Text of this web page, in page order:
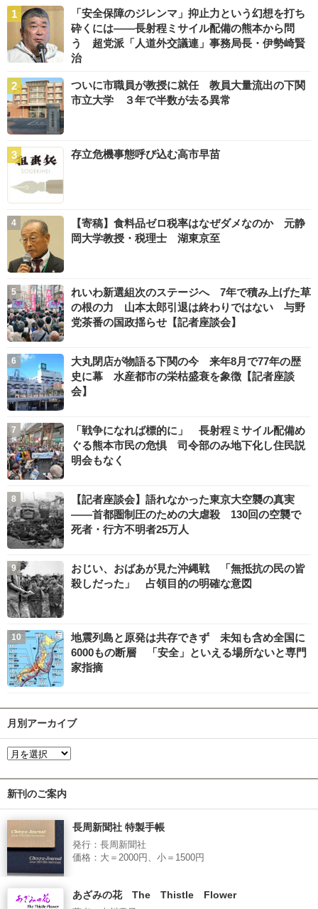
「安全保障のジレンマ」抑止力という幻想を打ち
砕くには――長射程ミサイル配備の熊本から問
う 超党派「人道外交議連」事務局長・伊勢崎賢
治
ついに市職員が教授に就任 教員大量流出の下関
市立大学 ３年で半数が去る異常
存立危機事態呼び込む高市早苗
【寄稿】食料品ゼロ税率はなぜダメなのか 元静
岡大学教授・税理士 湖東京至
れいわ新選組次のステージへ 7年で積み上げた草
の根の力 山本太郎引退は終わりではない 与野
党茶番の国政揺らせ【記者座談会】
大丸閉店が物語る下関の今 来年8月で77年の歴
史に幕 水産都市の栄枯盛衰を象徴【記者座談
会】
「戦争になれば標的に」 長射程ミサイル配備め
ぐる熊本市民の危惧 司令部のみ地下化し住民説
明会もなく
【記者座談会】語れなかった東京大空襲の真実
――首都圏制圧のための大虐殺 130回の空襲で
死者・行方不明者25万人
おじい、おばあが見た沖縄戦 「無抵抗の民の皆
殺しだった」 占領目的の明確な意図
地震列島と原発は共存できず 未知も含め全国に
6000もの断層 「安全」といえる場所ないと専門
家指摘
月別アーカイブ
新刊のご案内
長周新聞社 特製手帳
発行：長周新聞社
価格：大＝2000円、小＝1500円
あざみの花 The Thistle Flower